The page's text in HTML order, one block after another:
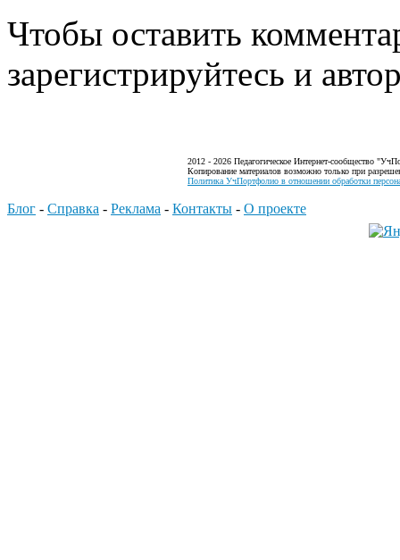
Чтобы оставить
зарегистрируйтесь и
2012 - 2026 Педагогическое Интернет-сообщество
Копирование материалов возможно только при
Политика УчПортфолио в отношении обработки
Блог - Справка - Реклама - Контакты - О проекте